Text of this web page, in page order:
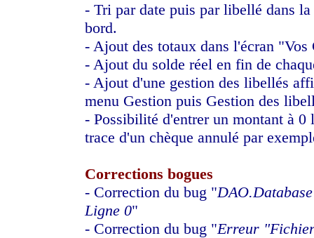
- Tri par date puis par libellé dans
bord.
- Ajout des totaux dans l'écran
- Ajout du solde réel en fin de
- Ajout d'une gestion des libellés
menu Gestion puis Gestion des
- Possibilité d'entrer un montant à 0
trace d'un chèque annulé par
Corrections bogues
- Correction du bug "
Ligne 0"
- Correction du bug "Erreur